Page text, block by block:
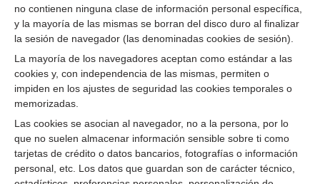
no contienen ninguna clase de información personal específica,
y la mayoría de las mismas se borran del disco duro al finalizar
la sesión de navegador (las denominadas cookies de sesión).
La mayoría de los navegadores aceptan como estándar a las
cookies y, con independencia de las mismas, permiten o
impiden en los ajustes de seguridad las cookies temporales o
memorizadas.
Las cookies se asocian al navegador, no a la persona, por lo
que no suelen almacenar información sensible sobre ti como
tarjetas de crédito o datos bancarios, fotografías o información
personal, etc. Los datos que guardan son de carácter técnico,